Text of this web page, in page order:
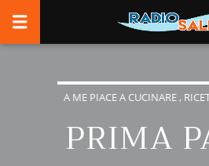
A ME PIACE A CUCINARE ,
PRIMA